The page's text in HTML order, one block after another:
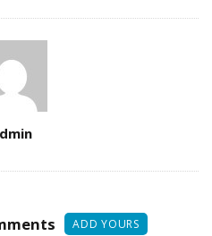
ADD YOURS